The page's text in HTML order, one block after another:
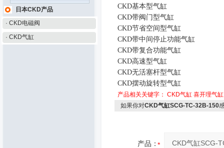
日本CKD产品
· CKD电磁阀
· CKD气缸
CKD基本型气缸
CKD带阀门型气缸
CKD节省空间型气缸
CKD带中间停止功能气缸
CKD带复合功能气缸
CKD高速型气缸
CKD无活塞杆型气缸
CKD摆动旋转型气缸
产品相关关键字： CKD气缸 喜开理气缸
如果你对CKD气缸SCG-TC-32B-150
产品：